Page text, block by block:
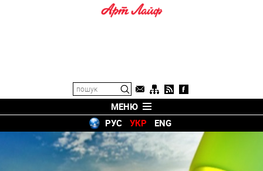
МЕНЮ
РУС
УКР ENG